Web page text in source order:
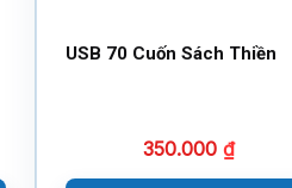
USB 70 Cuốn Sách Thiền
350.000 ₫